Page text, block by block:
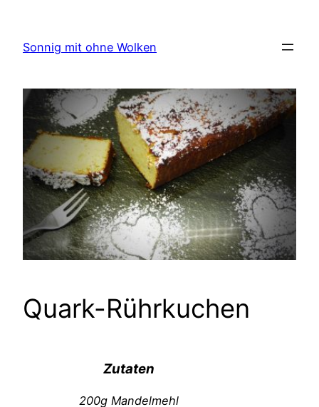
springen
Sonnig mit ohne Wolken
Quark-Rührkuchen
Zutaten
200g Mandelmehl